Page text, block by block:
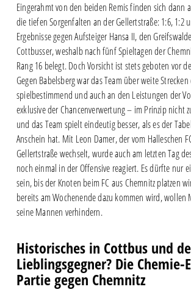
Eingerahmt von den beiden Remis finden sich dann
die tiefen Sorgenfalten an der Gellertstraße: 1:6, 1:2
Ergebnisse gegen Aufsteiger Hansa II, den
Cottbusser, weshalb nach fünf Spieltagen der
Rang 16 belegt. Doch Vorsicht ist stets geboten vor
Gegen Babelsberg war das Team über weite
spielbestimmend und auch an den Leistungen der
exklusive der Chancenverwertung – im Prinzip nicht
und das Team spielt eindeutig besser, als es der
Anschein hat. Mit Leon Damer, der vom Halleschen
Gellertstraße wechselt, wurde auch am letzten Tag
noch einmal in der Offensive reagiert. Es dürfte nur
sein, bis der Knoten beim FC aus Chemnitz platzen
bereits am Wochenende dazu kommen wird, wollen
seine Mannen verhindern.
Historisches in Cottbus und
Lieblingsgegner? Die
Partie gegen Chemnitz